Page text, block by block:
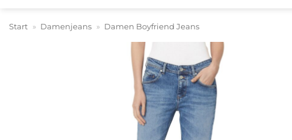
Start » Damenjeans » Damen Boyfriend Jeans